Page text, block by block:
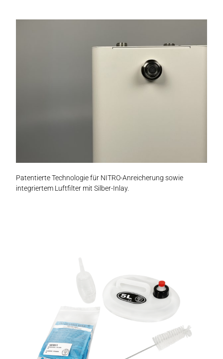
Patentierte Technologie für NITRO-Anreicherung sowie
integriertem Luftfilter mit Silber-Inlay.